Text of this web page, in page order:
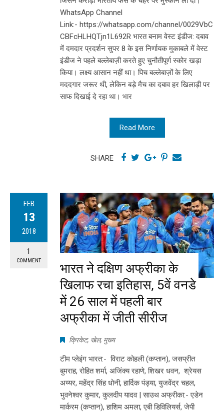
WhatsApp Channel
Link:- https://whatsapp.com/channel/0029VbC
CBFcHLHQTjn1L692R भारत बनाम वेस्ट इंडीज: दबाव
में दमदार प्रदर्शन सुपर 8 के इस निर्णायक मुकाबले में वेस्ट
इंडीज ने पहले बल्लेबाज़ी करते हुए चुनौतीपूर्ण स्कोर खड़ा
किया। लक्ष्य आसान नहीं था। पिच बल्लेबाज़ों के लिए
मददगार जरूर थी, लेकिन बड़े मैच का दबाव हर खिलाड़ी पर
साफ दिखाई दे रहा था। भार
Read More
SHARE
FEB
13
2018
1
COMMENT
भारत ने दक्षिण अफ्रीका के
खिलाफ रचा इतिहास, 5वें वनडे
में 26 साल में पहली बार
अफ्रीका में जीती सीरीज
क्रिकेट, खेल, मुख्य
टीम प्लेइंग भारत:- विराट कोहली (कप्तान), जसप्रीत
बुमराह, रोहित शर्मा, अजिंक्य रहाणे, शिखर धवन, श्रेयस
अय्यर, महेंद्र सिंह धोनी, हार्दिक पंड्या, युजवेंद्र चहल,
भुवनेश्वर कुमार, कुलदीप यादव | साउथ अफ्रीका:- एडेन
मार्करम (कप्तान), हाशिम अमला, एबी डिविलियर्स, जेपी